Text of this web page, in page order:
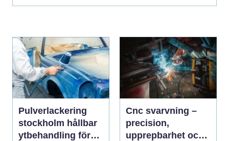
Pulverlackering
stockholm hållbar
ytbehandling för
Cnc svarvning –
precision,
upprepbarhet och